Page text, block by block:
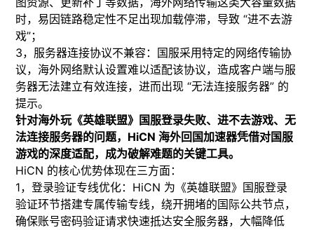
时，易因链路稳定性不足出现加载停滞，导致 “进不去游
戏”；​
3，服务器连接协议不兼容：国服采用特定的网络传输协
议，海外网络默认设置难以适配该协议，造成客户端与服
务器无法建立有效连接，进而出现 “无法连接服务器” 的
提示。
​针对海外玩《英雄联盟》国服登录失败、进不去游戏、无
法连接服务器的问题，HiCN 海外回国加速器凭借对国服
游戏的深度适配，成为破解难题的关键工具。
​HiCN 的核心优势体现在三方面：​
1，登录验证专线优化：HiCN 为《英雄联盟》国服登录
验证环节搭建专属传输专线，绕开拥堵的国际公共节点，
确保账号密码验证请求快速抵达安全服务器，大幅降低